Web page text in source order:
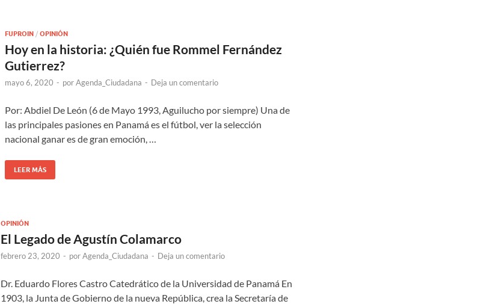
FUPROIN/ OPINIÓN
Hoy en la historia: ¿Quién fue Rommel Fernández
Gutierrez?
mayo 6, 2020 - porAgenda_Ciudadana - Deja un comentario
Por: Abdiel De León (6 de Mayo 1993, Aguilucho por siempre) Una de
las principales pasiones en Panamá es el fútbol, ver la selección
nacional ganar es de gran emoción, …
LEER MÁS
OPINIÓN
El Legado de Agustín Colamarco
febrero 23, 2020 - porAgenda_Ciudadana - Deja un comentario
Dr. Eduardo Flores Castro Catedrático de la Universidad de Panamá En
1903, la Junta de Gobierno de la nueva República, crea la Secretaría de